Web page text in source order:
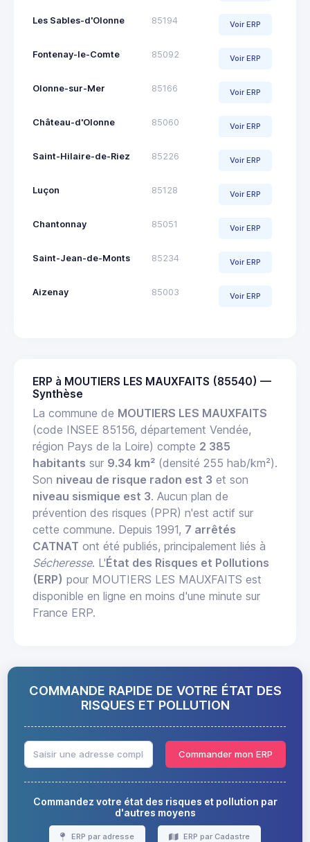
Les Sables-d'Olonne 85194 Voir ERP
Fontenay-le-Comte 85092 Voir ERP
Olonne-sur-Mer 85166 Voir ERP
Château-d'Olonne 85060 Voir ERP
Saint-Hilaire-de-Riez 85226 Voir ERP
Luçon 85128 Voir ERP
Chantonnay 85051 Voir ERP
Saint-Jean-de-Monts 85234 Voir ERP
Aizenay 85003 Voir ERP
ERP à MOUTIERS LES MAUXFAITS (85540) —
Synthèse
La commune de MOUTIERS LES MAUXFAITS
(code INSEE 85156, département Vendée,
région Pays de la Loire) compte 2 385
habitants sur 9.34 km² (densité 255 hab/km²).
Son niveau de risque radon est 3 et son
niveau sismique est 3. Aucun plan de
prévention des risques (PPR) n'est actif sur
cette commune. Depuis 1991, 7 arrêtés
CATNAT ont été publiés, principalement liés à
Sécheresse. L'État des Risques et Pollutions
(ERP) pour MOUTIERS LES MAUXFAITS est
disponible en ligne en moins d'une minute sur
France ERP.
COMMANDE RAPIDE DE VOTRE ÉTAT DES
RISQUES ET POLLUTION
Commander mon ERP
Commandez votre état des risques et pollution par
d'autres moyens
ERP par adresse ERP par Cadastre